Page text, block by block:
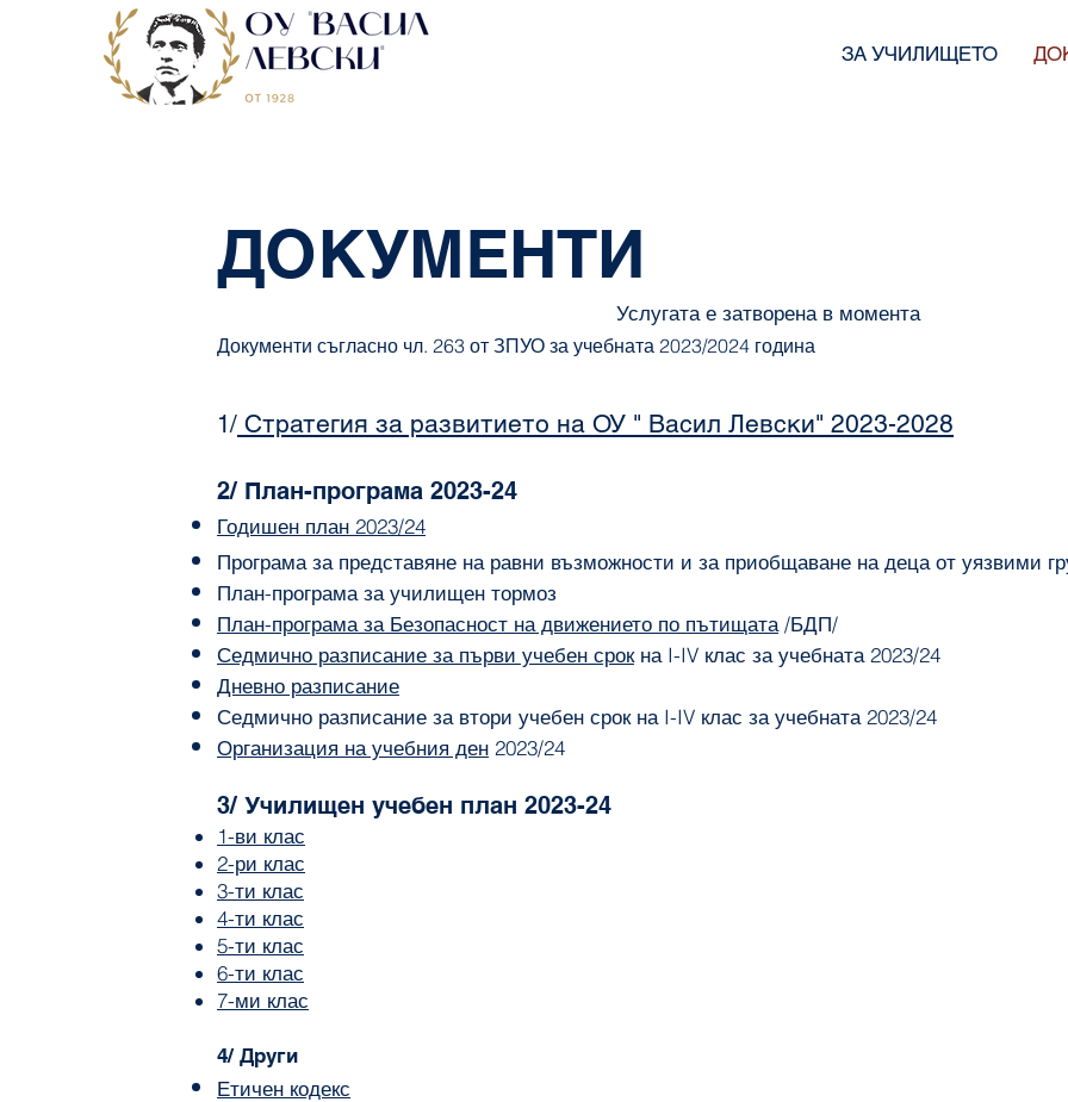
ЗА УЧИЛИЩЕТО
ДОКУМЕНТИ
Документи съгласно чл. 263 от ЗПУО за учебната 2023/2024 година
1/ Стратегия за развитието на ОУ " Васил Левски" 2023-2028
2/ План-програма 2023-24
Годишен план 2023/24
Програма за представяне на равни възможности и за приобщаване на деца от уязвими
План-програма за училищен тормоз
План-програма за Безопасност на движението по пътищата /БДП/
Седмично разписание за първи учебен срокна I-IV клас за учебната 2023/24
Дневно разписание
Седмично разписание за втори учебен срок на I-IV клас за учебната 2023/24
Организация на учебния ден 2023/24
3/ Училищен учебен план 2023-24
1-ви клас
2-ри клас
3-ти клас
4-ти клас
5-ти клас
6-ти клас
7-ми клас
4/ Други
Етичен кодекс
Услугата е затворена в момента